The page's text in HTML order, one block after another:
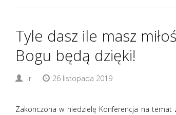
Tyle dasz ile masz
Bogu będą dzięki!
ir 26 listopada 2019
Zakonczona w niedzielę Konferencja na temat